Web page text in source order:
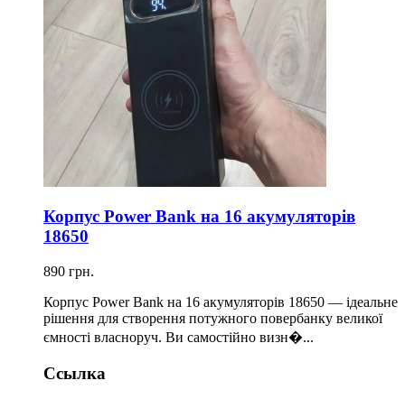
Корпус Power Bank на 16 акумуляторів
18650
890 грн.
Корпус Power Bank на 16 акумуляторів 18650 — ідеальне
рішення для створення потужного повербанку великої
ємності власноруч. Ви самостійно визн�...
Ссылка